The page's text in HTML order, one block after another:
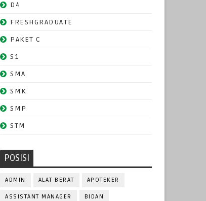
D4
FRESHGRADUATE
PAKET C
S1
SMA
SMK
SMP
STM
POSISI
ADMIN ALAT BERAT APOTEKER
ASSISTANT MANAGER BIDAN